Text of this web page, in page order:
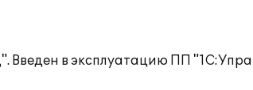
Введен в эксплуатацию ПП